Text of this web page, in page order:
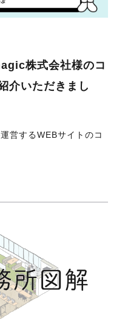
株式会社様のコ
介いただきまし
営するWEBサイトのコ